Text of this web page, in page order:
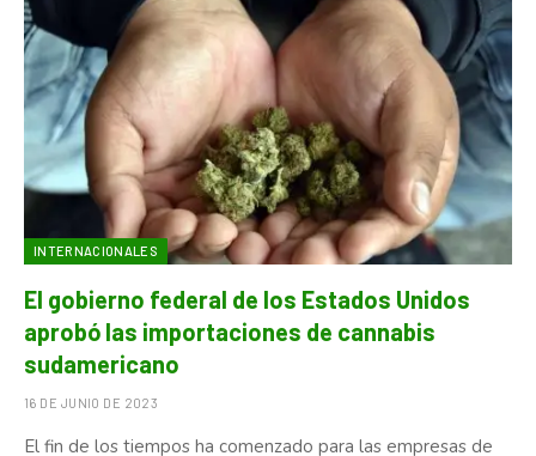
INTERNACIONALES
El gobierno federal de los Estados Unidos
aprobó las importaciones de cannabis
sudamericano
16 DE JUNIO DE 2023
El fin de los tiempos ha comenzado para las empresas de